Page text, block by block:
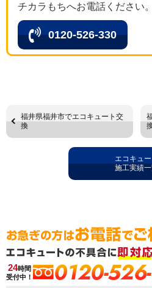
チカラもちへお電話ください。
0120-526-330
福井県福井市でエコキュート交
換
エコキュー
施工実績
24時間
受付中！
0120-